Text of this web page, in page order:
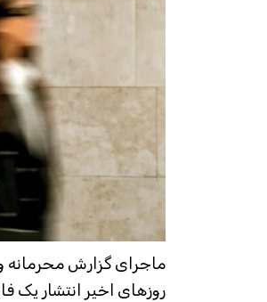
ماجرای گزارش محرمانه
روزهای اخیر انتشار یک